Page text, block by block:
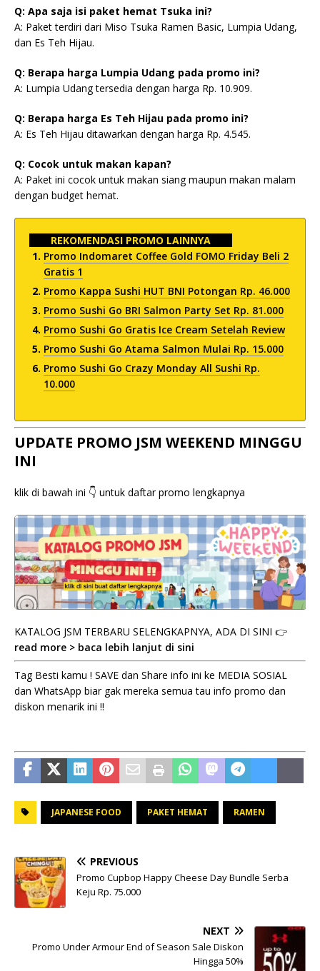
Q: Apa saja isi paket hemat Tsuka ini?
A: Paket terdiri dari Miso Tsuka Ramen Basic, Lumpia Udang,
dan Es Teh Hijau.
Q: Berapa harga Lumpia Udang pada promo ini?
A: Lumpia Udang tersedia dengan harga Rp. 10.909.
Q: Berapa harga Es Teh Hijau pada promo ini?
A: Es Teh Hijau ditawarkan dengan harga Rp. 4.545.
Q: Cocok untuk makan kapan?
A: Paket ini cocok untuk makan siang maupun makan malam
dengan budget hemat.
REKOMENDASI PROMO LAINNYA
Promo Indomaret Coffee Gold FOMO Friday Beli 2
Gratis 1
Promo Kappa Sushi HUT BNI Potongan Rp. 46.000
Promo Sushi Go BRI Salmon Party Set Rp. 81.000
Promo Sushi Go Gratis Ice Cream Setelah Review
Promo Sushi Go Atama Salmon Mulai Rp. 15.000
Promo Sushi Go Crazy Monday All Sushi Rp.
10.000
UPDATE PROMO JSM WEEKEND MINGGU
INI
klik di bawah ini 👇 untuk daftar promo lengkapnya
KATALOG JSM TERBARU SELENGKAPNYA, ADA DI SINI 👉
read more > baca lebih lanjut di sini
Tag Besti kamu ! SAVE dan Share info ini ke MEDIA SOSIAL
dan WhatsApp biar gak mereka semua tau info promo dan
diskon menarik ini !!
JAPANESE FOOD PAKET HEMAT RAMEN
PREVIOUS
Promo Cupbop Happy Cheese Day Bundle Serba
Keju Rp. 75.000
NEXT
Promo Under Armour End of Season Sale Diskon
Hingga 50%